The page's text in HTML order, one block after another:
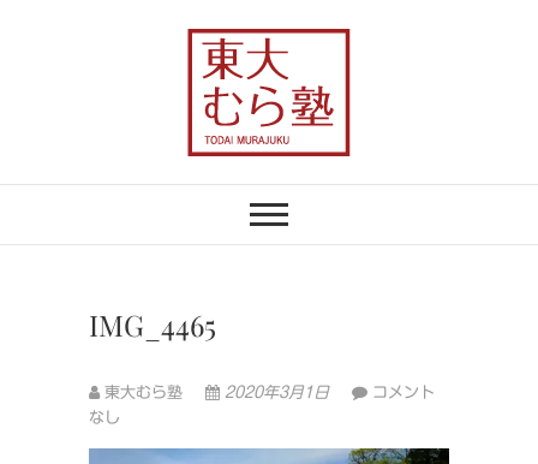
東大むら塾
IMG_4465
東大むら塾 2020年3月1日
コメント
なし